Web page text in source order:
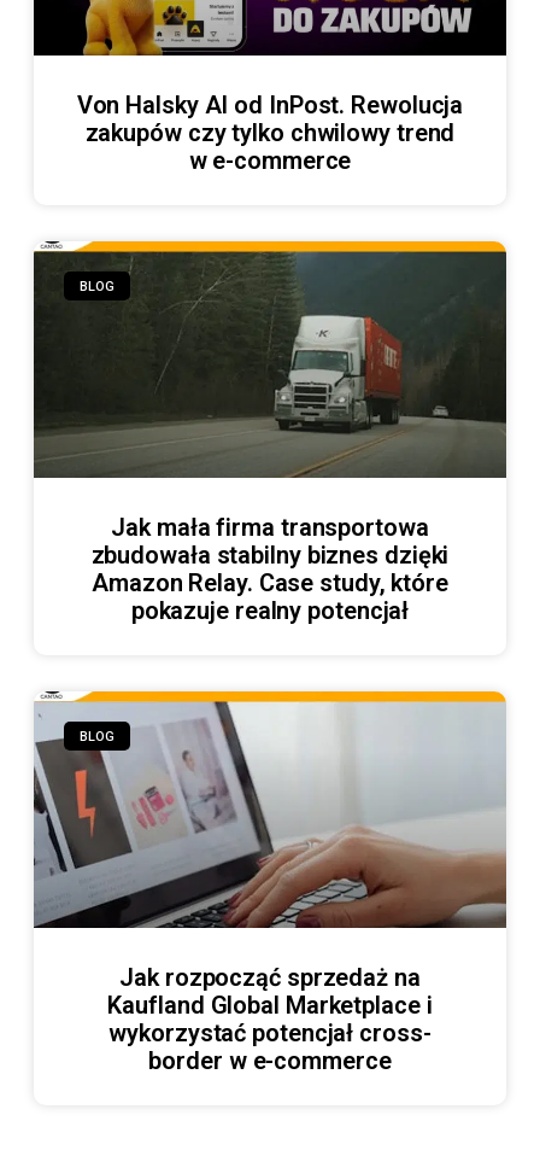
Von Halsky AI od InPost. Rewolucja
zakupów czy tylko chwilowy trend
w e-commerce
BLOG
Jak mała firma transportowa
zbudowała stabilny biznes dzięki
Amazon Relay. Case study, które
pokazuje realny potencjał
BLOG
Jak rozpocząć sprzedaż na
Kaufland Global Marketplace i
wykorzystać potencjał cross-
border w e-commerce